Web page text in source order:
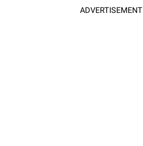
ADVERTISEMENT